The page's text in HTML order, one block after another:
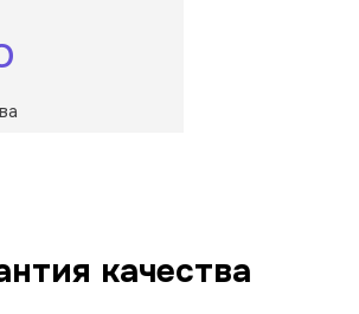
качества